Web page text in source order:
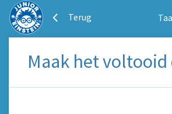
Terug
Maak het